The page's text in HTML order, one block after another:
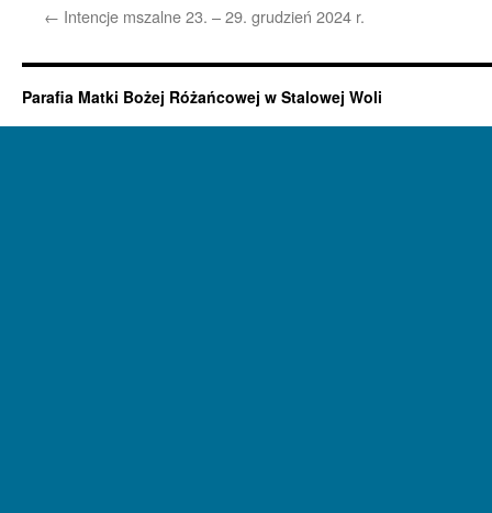
← Intencje mszalne 23. – 29. grudzień 2024 r.
Parafia Matki Bożej Różańcowej w Stalowej Woli